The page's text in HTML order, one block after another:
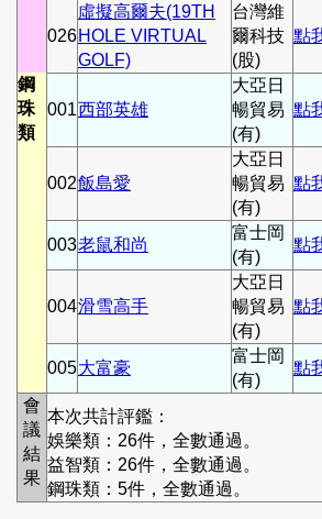
026
虛擬高爾夫(19TH
HOLE VIRTUAL
GOLF)
台灣維
爾科技
(股)
點
鋼
珠
類
001西部英雄
大亞日
暢貿易
(有)
點
002飯島愛
大亞日
暢貿易
(有)
點
003老鼠和尚
富士岡
(有)
點
004滑雪高手
大亞日
暢貿易
(有)
點
005大富豪
富士岡
(有)
點
會
議
結
果
本次共計評鑑：
娛樂類：26件，全數通過。
益智類：26件，全數通過。
鋼珠類：5件，全數通過。